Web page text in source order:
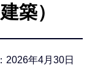
築）
2026年4月30日